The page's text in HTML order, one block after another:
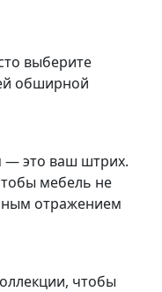
выберите
обширной
— это ваш штрих.
мебель не
отражением
чтобы